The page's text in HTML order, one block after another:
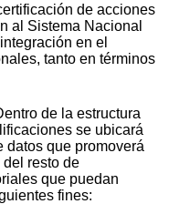
de acciones
al Sistema Nacional
en el
tanto en términos
de la estructura
se ubicará
datos que promoverá
resto de
que puedan
fines: